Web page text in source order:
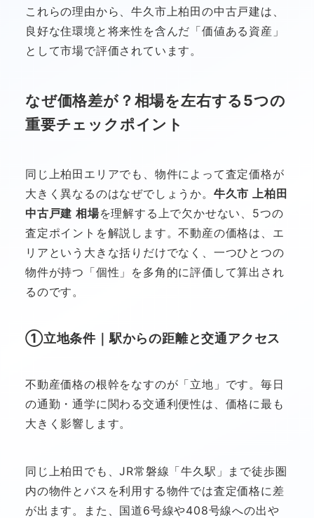
これらの理由から、牛久市上柏田の中古戸建は、
良好な住環境と将来性を含んだ「価値ある資産」
として市場で評価されています。
なぜ価格差が？相場を左右する5つの
重要チェックポイント
同じ上柏田エリアでも、物件によって査定価格が
大きく異なるのはなぜでしょうか。 牛久市 上柏田
中古戸建 相場を理解する上で欠かせない、5つの
査定ポイントを解説します。不動産の価格は、エ
リアという大きな括りだけでなく、一つひとつの
物件が持つ「個性」を多角的に評価して算出され
るのです。
①立地条件｜駅からの距離と交通アクセス
不動産価格の根幹をなすのが「立地」です。毎日
の通勤・通学に関わる交通利便性は、価格に最も
大きく影響します。
同じ上柏田でも、JR常磐線「牛久駅」まで徒歩圏
内の物件とバスを利用する物件では査定価格に差
が出ます。また、国道6号線や408号線への出や